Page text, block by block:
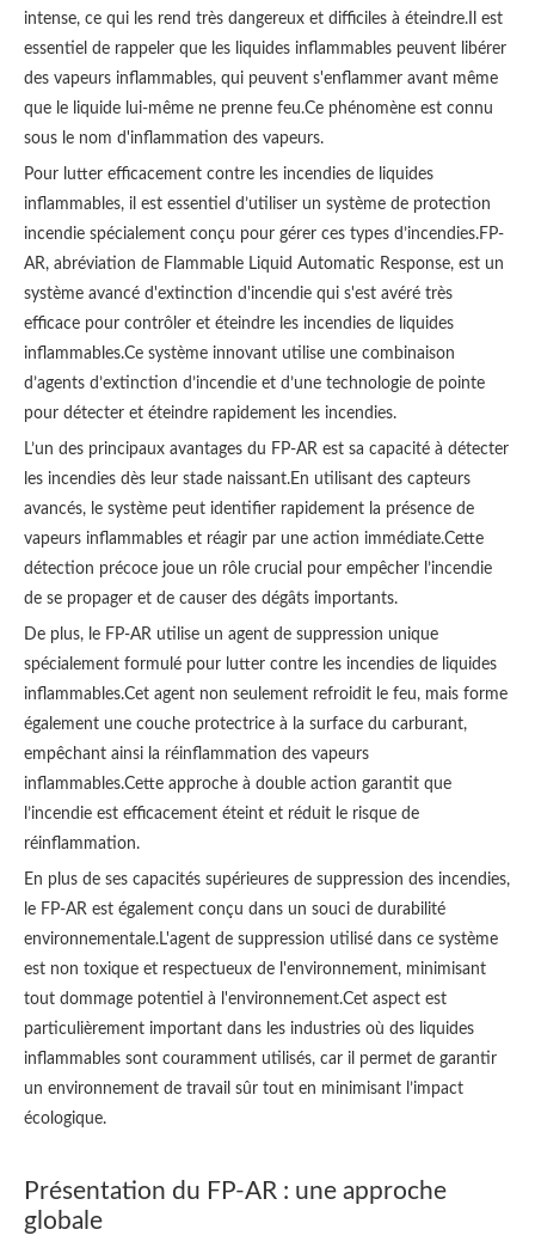
intense, ce qui les rend très dangereux et difficiles à éteindre.Il est
essentiel de rappeler que les liquides inflammables peuvent libérer
des vapeurs inflammables, qui peuvent s'enflammer avant même
que le liquide lui-même ne prenne feu.Ce phénomène est connu
sous le nom d'inflammation des vapeurs.
Pour lutter efficacement contre les incendies de liquides
inflammables, il est essentiel d’utiliser un système de protection
incendie spécialement conçu pour gérer ces types d’incendies.FP-
AR, abréviation de Flammable Liquid Automatic Response, est un
système avancé d'extinction d'incendie qui s'est avéré très
efficace pour contrôler et éteindre les incendies de liquides
inflammables.Ce système innovant utilise une combinaison
d’agents d’extinction d’incendie et d’une technologie de pointe
pour détecter et éteindre rapidement les incendies.
L’un des principaux avantages du FP-AR est sa capacité à détecter
les incendies dès leur stade naissant.En utilisant des capteurs
avancés, le système peut identifier rapidement la présence de
vapeurs inflammables et réagir par une action immédiate.Cette
détection précoce joue un rôle crucial pour empêcher l’incendie
de se propager et de causer des dégâts importants.
De plus, le FP-AR utilise un agent de suppression unique
spécialement formulé pour lutter contre les incendies de liquides
inflammables.Cet agent non seulement refroidit le feu, mais forme
également une couche protectrice à la surface du carburant,
empêchant ainsi la réinflammation des vapeurs
inflammables.Cette approche à double action garantit que
l’incendie est efficacement éteint et réduit le risque de
réinflammation.
En plus de ses capacités supérieures de suppression des incendies,
le FP-AR est également conçu dans un souci de durabilité
environnementale.L'agent de suppression utilisé dans ce système
est non toxique et respectueux de l'environnement, minimisant
tout dommage potentiel à l'environnement.Cet aspect est
particulièrement important dans les industries où des liquides
inflammables sont couramment utilisés, car il permet de garantir
un environnement de travail sûr tout en minimisant l’impact
écologique.
Présentation du FP-AR : une approche
globale